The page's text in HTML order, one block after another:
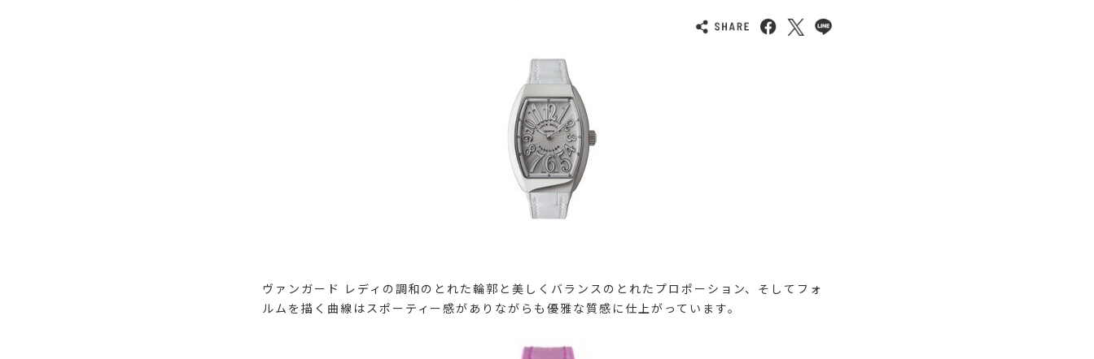
ヴァンガード レディの調和のとれた輪郭と美しくバランスのとれたプロポーション、そしてフォ
ルムを描く曲線はスポーティー感がありながらも優雅な質感に仕上がっています。